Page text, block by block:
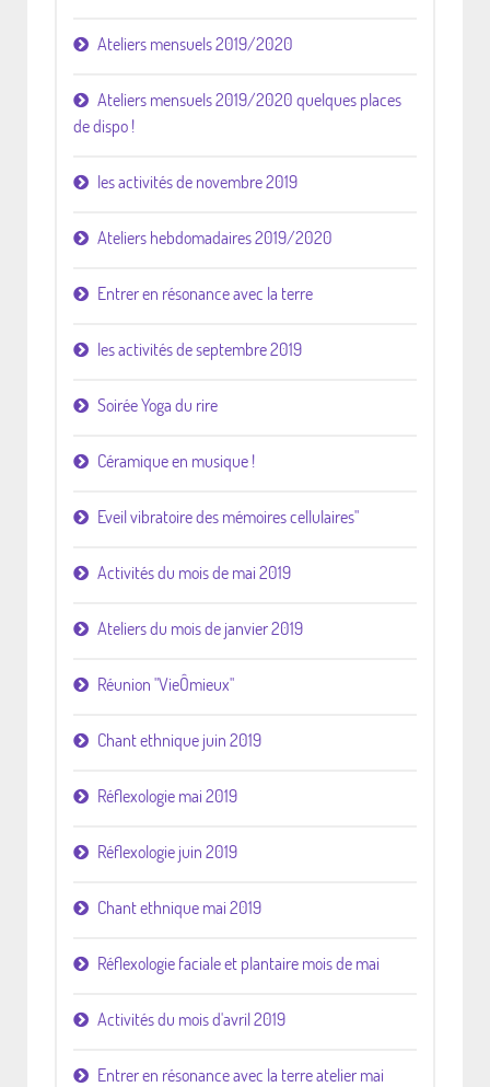
Ateliers mensuels 2019/2020
Ateliers mensuels 2019/2020 quelques places
de dispo !
les activités de novembre 2019
Ateliers hebdomadaires 2019/2020
Entrer en résonance avec la terre
les activités de septembre 2019
Soirée Yoga du rire
Céramique en musique !
Eveil vibratoire des mémoires cellulaires"
Activités du mois de mai 2019
Ateliers du mois de janvier 2019
Réunion "VieÔmieux"
Chant ethnique juin 2019
Réflexologie mai 2019
Réflexologie juin 2019
Chant ethnique mai 2019
Réflexologie faciale et plantaire mois de mai
Activités du mois d'avril 2019
Entrer en résonance avec la terre atelier mai